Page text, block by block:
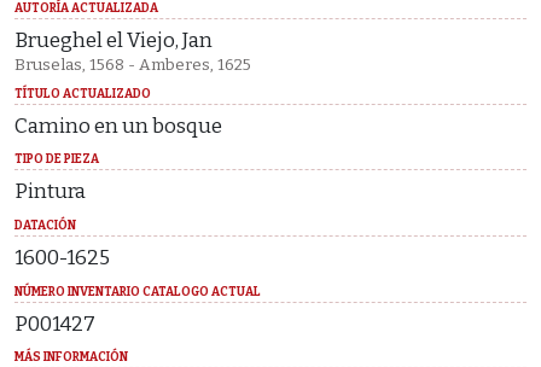
AUTORÍA ACTUALIZADA
Brueghel el Viejo, Jan
Bruselas, 1568 - Amberes, 1625
TÍTULO ACTUALIZADO
Camino en un bosque
TIPO DE PIEZA
Pintura
DATACIÓN
1600-1625
NÚMERO INVENTARIO CATALOGO ACTUAL
P001427
MÁS INFORMACIÓN